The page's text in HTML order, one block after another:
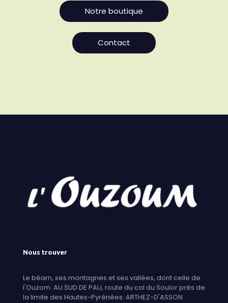
Notre boutique
Contact
Nous trouver
Le béarn, ses montagnes et ses vallées, dont celle de
l'Ouzom. AU SUD DE PAU, route du col du Soulor près de
la limite des Hautes-Pyrénées: ARTHEZ-D'ASSON